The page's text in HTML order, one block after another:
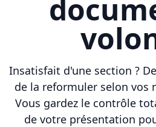
Insatisfait d'une section ?
de la reformuler selon vos
Vous gardez le contrôle
de votre présentation